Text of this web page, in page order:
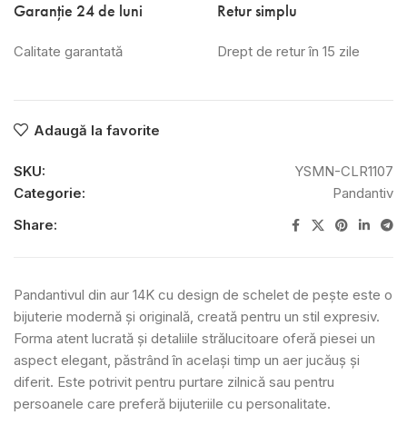
Garanție 24 de luni
Calitate garantată
Retur simplu
Drept de retur în 15 zile
Adaugă la favorite
SKU:
YSMN-CLR1107
Categorie:
Pandantiv
Share:
Pandantivul din aur 14K cu design de schelet de pește este o
bijuterie modernă și originală, creată pentru un stil expresiv.
Forma atent lucrată și detaliile strălucitoare oferă piesei un
aspect elegant, păstrând în același timp un aer jucăuș și
diferit. Este potrivit pentru purtare zilnică sau pentru
persoanele care preferă bijuteriile cu personalitate.